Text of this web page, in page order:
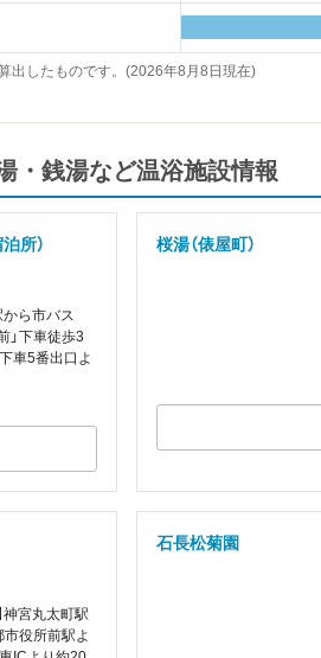
出したものです。(2026年8月8日現在)
・銭湯など温浴施設情報
所）
ら市バス
」下車徒歩3
車5番出口よ
桜湯（俵屋町）
神宮丸太町駅
市役所前駅よ
石長松菊園